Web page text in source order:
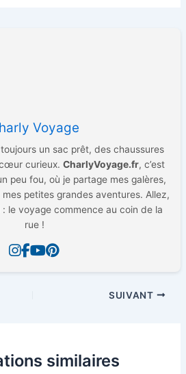
Voyage
toujours un sac prêt, des chaussures
curieux. CharlyVoyage.fr, c’est
peu fou, où je partage mes galères,
petites grandes aventures. Allez,
le voyage commence au coin de la
rue !
SUIVANT
similaires